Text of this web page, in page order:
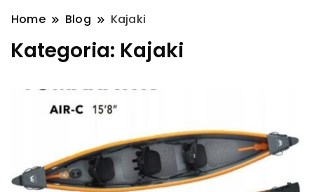
Home Blog Kajaki
Kategoria: Kajaki